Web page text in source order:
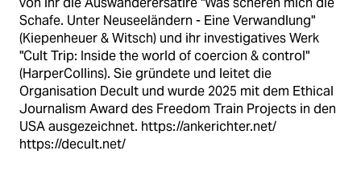
Schafe. Unter Neuseeländern - Eine Verwandlung"
(Kiepenheuer & Witsch) und ihr investigatives Werk
"Cult Trip: Inside the world of coercion & control"
(HarperCollins). Sie gründete und leitet die
Organisation Decult und wurde 2025 mit dem Ethical
Journalism Award des Freedom Train Projects in den
USA ausgezeichnet. https://ankerichter.net/
https://decult.net/